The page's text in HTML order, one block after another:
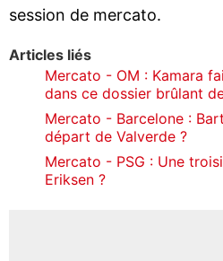
session de mercato.
Articles liés
Mercato - OM : Kamara
dans ce dossier brûlant
Mercato - Barcelone :
départ de Valverde ?
Mercato - PSG : Une
Eriksen ?